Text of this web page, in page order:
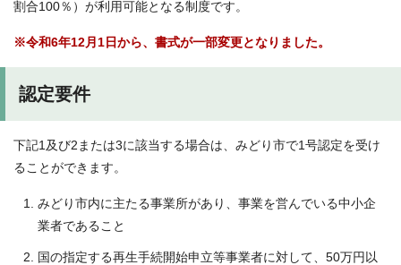
割合100％）が利用可能となる制度です。
※令和6年12月1日から、書式が一部変更となりました。
認定要件
下記1及び2または3に該当する場合は、みどり市で1号認定を受け
ることができます。
みどり市内に主たる事業所があり、事業を営んでいる中小企
業者であること
国の指定する再生手続開始申立等事業者に対して、50万円以